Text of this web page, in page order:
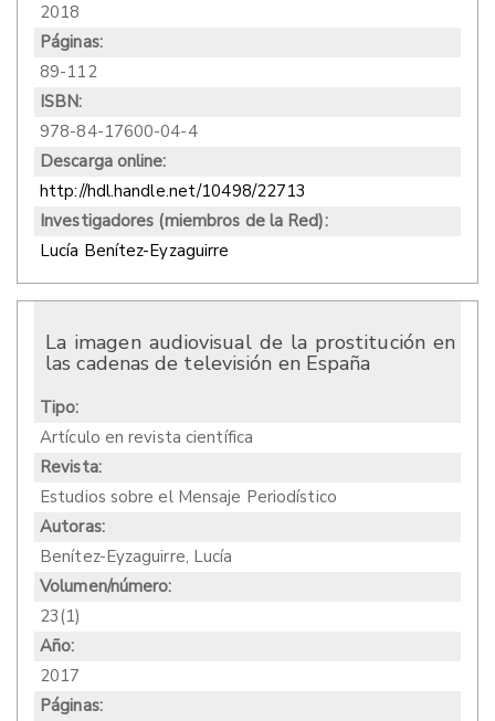
2018
Páginas:
89-112
ISBN:
978-84-17600-04-4
Descarga online:
http://hdl.handle.net/10498/22713
Investigadores (miembros de la Red):
Lucía Benítez-Eyzaguirre
La imagen audiovisual de la prostitución en
las cadenas de televisión en España
Tipo:
Artículo en revista científica
Revista:
Estudios sobre el Mensaje Periodístico
Autoras:
Benítez-Eyzaguirre, Lucía
Volumen/número:
23(1)
Año:
2017
Páginas: